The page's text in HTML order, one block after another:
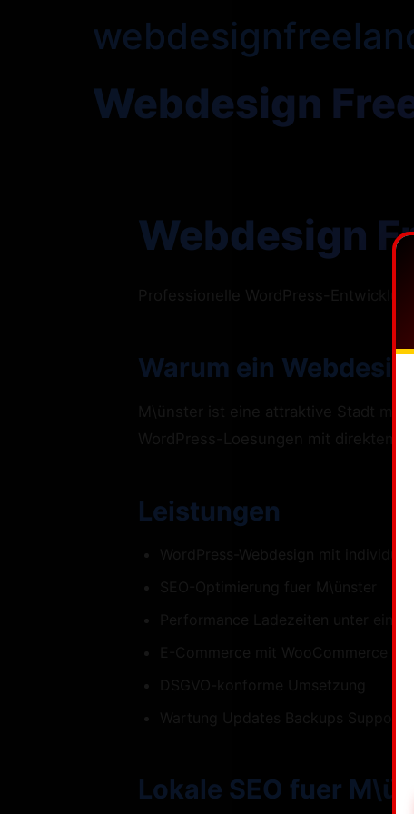
Webdesign
Webdesign
Warum ein
M\ünster ist eine attraktive Stadt mit
Leistungen
WordPress-Webdesign mit
Performance Ladezeiten unter einer
Lokale SEO fuer